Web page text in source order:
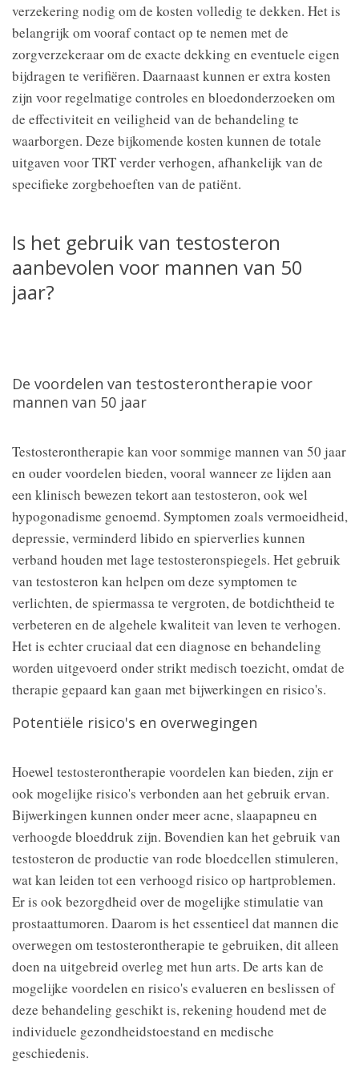
verzekering nodig om de kosten volledig te dekken. Het is
belangrijk om vooraf contact op te nemen met de
zorgverzekeraar om de exacte dekking en eventuele eigen
bijdragen te verifiëren. Daarnaast kunnen er extra kosten
zijn voor regelmatige controles en bloedonderzoeken om
de effectiviteit en veiligheid van de behandeling te
waarborgen. Deze bijkomende kosten kunnen de totale
uitgaven voor TRT verder verhogen, afhankelijk van de
specifieke zorgbehoeften van de patiënt.
Is het gebruik van testosteron
aanbevolen voor mannen van 50
jaar?
De voordelen van testosterontherapie voor
mannen van 50 jaar
Testosterontherapie kan voor sommige mannen van 50 jaar
en ouder voordelen bieden, vooral wanneer ze lijden aan
een klinisch bewezen tekort aan testosteron, ook wel
hypogonadisme genoemd. Symptomen zoals vermoeidheid,
depressie, verminderd libido en spierverlies kunnen
verband houden met lage testosteronspiegels. Het gebruik
van testosteron kan helpen om deze symptomen te
verlichten, de spiermassa te vergroten, de botdichtheid te
verbeteren en de algehele kwaliteit van leven te verhogen.
Het is echter cruciaal dat een diagnose en behandeling
worden uitgevoerd onder strikt medisch toezicht, omdat de
therapie gepaard kan gaan met bijwerkingen en risico's.
Potentiële risico's en overwegingen
Hoewel testosterontherapie voordelen kan bieden, zijn er
ook mogelijke risico's verbonden aan het gebruik ervan.
Bijwerkingen kunnen onder meer acne, slaapapneu en
verhoogde bloeddruk zijn. Bovendien kan het gebruik van
testosteron de productie van rode bloedcellen stimuleren,
wat kan leiden tot een verhoogd risico op hartproblemen.
Er is ook bezorgdheid over de mogelijke stimulatie van
prostaattumoren. Daarom is het essentieel dat mannen die
overwegen om testosterontherapie te gebruiken, dit alleen
doen na uitgebreid overleg met hun arts. De arts kan de
mogelijke voordelen en risico's evalueren en beslissen of
deze behandeling geschikt is, rekening houdend met de
individuele gezondheidstoestand en medische
geschiedenis.